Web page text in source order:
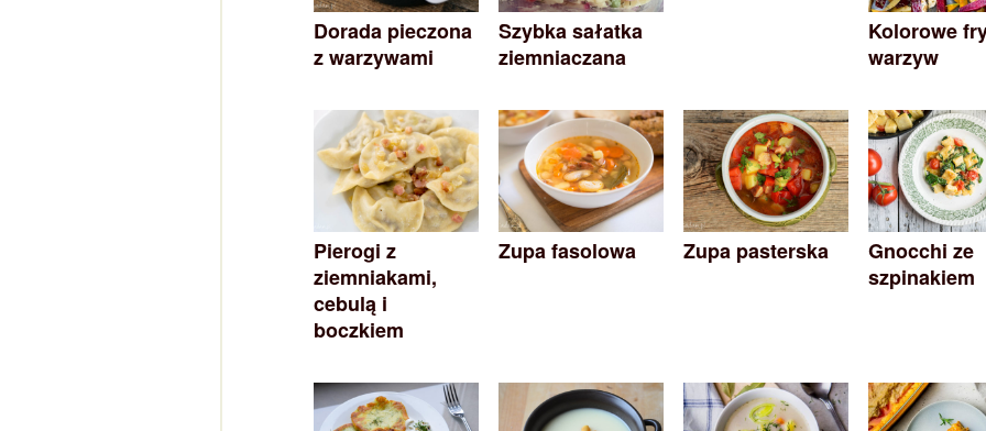
Dorada pieczona
z warzywami
Szybka sałatka
ziemniaczana
Kolorowe
warzyw
Pierogi z
ziemniakami,
cebulą i
boczkiem
Zupa fasolowa Zupa pasterska
Gnocchi ze
szpinakiem